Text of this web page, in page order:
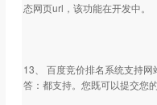
态网页url，该功能在开发中。
13、 百度竞价排名系统支持
答：都支持。您既可以提交您